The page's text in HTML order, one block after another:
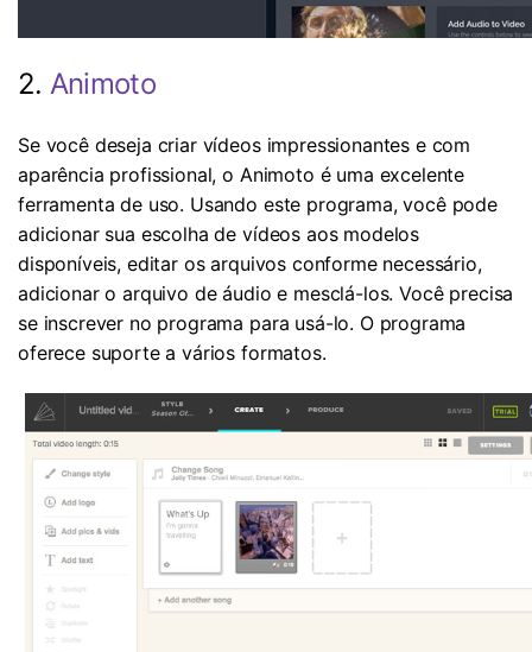
2. Animoto
Se você deseja criar vídeos impressionantes e com
aparência profissional, o Animoto é uma excelente
ferramenta de uso. Usando este programa, você pode
adicionar sua escolha de vídeos aos modelos
disponíveis, editar os arquivos conforme necessário,
adicionar o arquivo de áudio e mesclá-los. Você precisa
se inscrever no programa para usá-lo. O programa
oferece suporte a vários formatos.